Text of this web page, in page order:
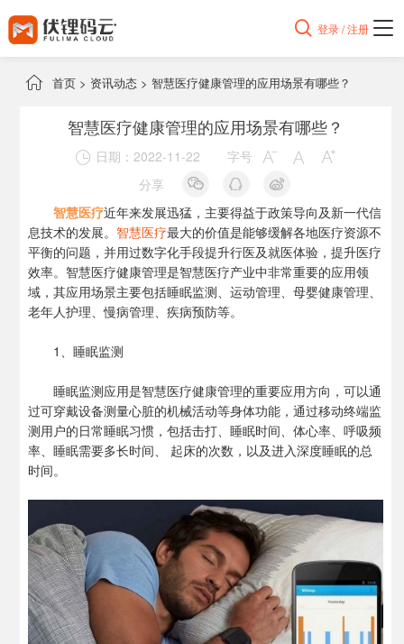
 登录 / 注册
 首页 > 资讯动态 > 智慧医疗健康管理的应用场景有哪些？
智慧医疗健康管理的应用场景有哪些？
 日期：2022-11-22 字号   
分享
智慧医疗近年来发展迅猛，主要得益于政策导向及新一代信
息技术的发展。 智慧医疗最大的价值是能够缓解各地医疗资源不
平衡的问题，并用过数字化手段提升行医及就医体验，提升医疗
效率。智慧医疗健康管理是智慧医疗产业中非常重要的应用领
域，其应用场景主要包括睡眠监测、运动管理、母婴健康管理、
老年人护理、慢病管理、疾病预防等。
1、睡眠监测
睡眠监测应用是智慧医疗健康管理的重要应用方向，可以通
过可穿戴设备测量心脏的机械活动等身体功能，通过移动终端监
测用户的日常睡眠习惯，包括击打、睡眠时间、体心率、呼吸频
率、睡眠需要多长时间、 起床的次数，以及进入深度睡眠的总
时间。